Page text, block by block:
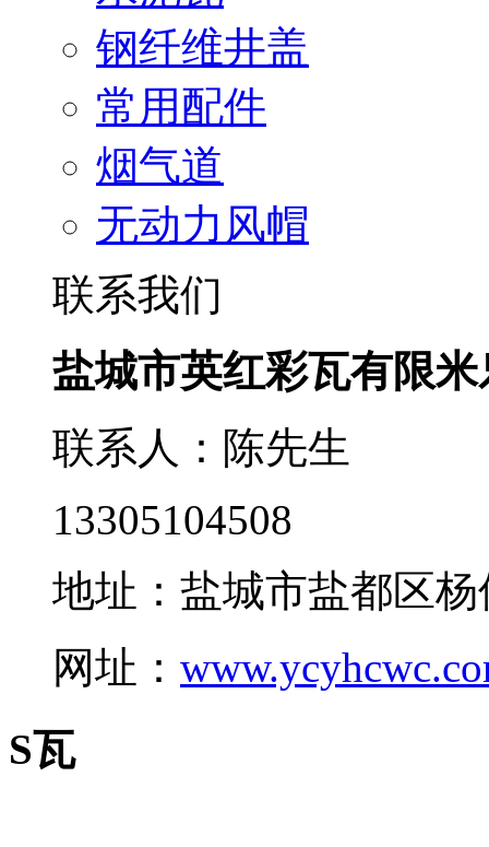
钢纤维井盖
常用配件
烟气道
无动力风帽
联系我们
盐城市英红彩瓦有限
联系人：陈先生
13305104508
地址：盐城市盐都区
网址：
S瓦